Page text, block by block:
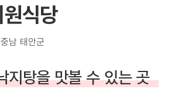
원식당
충남 태안군
지탕을 맛볼 수 있는 곳